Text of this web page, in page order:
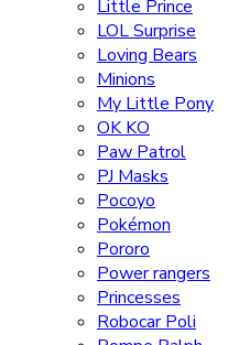
Little Prince
LOL Surprise
Loving Bears
Minions
My Little Pony
OK KO
Paw Patrol
PJ Masks
Pocoyo
Pokémon
Pororo
Power rangers
Princesses
Robocar Poli